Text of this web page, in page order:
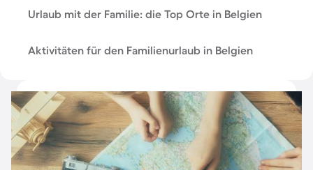
Urlaub mit der Familie: die Top Orte in Belgien
Aktivitäten für den Familienurlaub in Belgien